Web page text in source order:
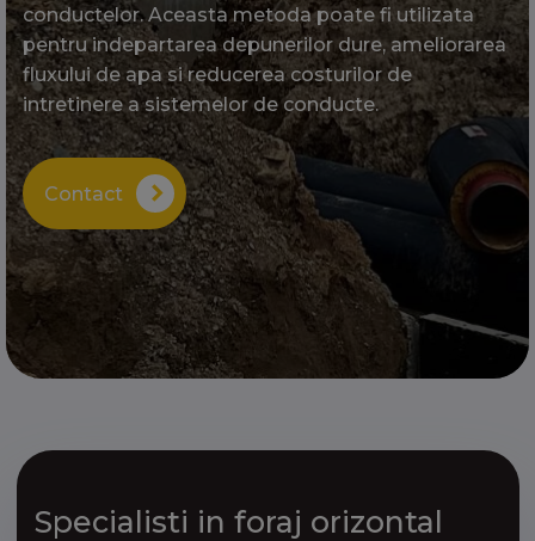
conductelor. Aceasta metoda poate fi utilizata
pentru indepartarea depunerilor dure, ameliorarea
fluxului de apa si reducerea costurilor de
intretinere a sistemelor de conducte.
Contact
Specialisti in foraj orizontal